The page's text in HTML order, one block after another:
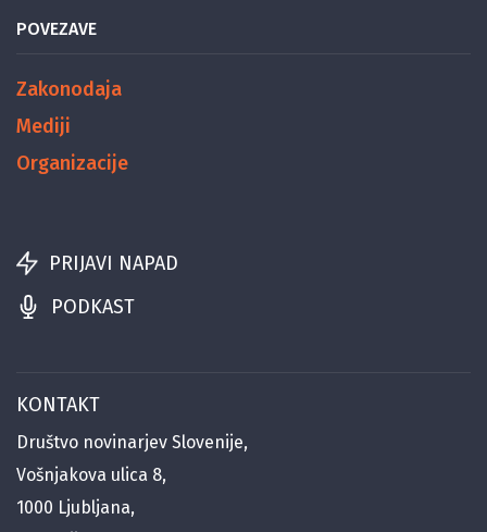
POVEZAVE
Zakonodaja
Mediji
Organizacije
PRIJAVI NAPAD
PODKAST
KONTAKT
Društvo novinarjev Slovenije,
Vošnjakova ulica 8,
1000 Ljubljana,